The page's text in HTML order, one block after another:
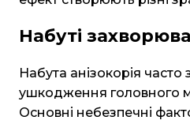
Набуті
Набута анізокорія часто
ушкодження головного
Основні небезпечні